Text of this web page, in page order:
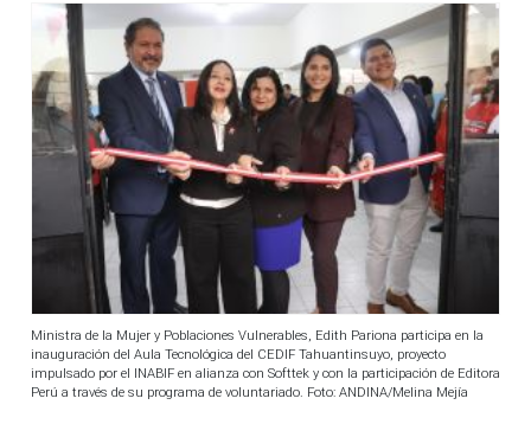
Ministra de la Mujer y Poblaciones Vulnerables, Edith Pariona participa en la
inauguración del Aula Tecnológica del CEDIF Tahuantinsuyo, proyecto
impulsado por el INABIF en alianza con Softtek y con la participación de Editora
Perú a través de su programa de voluntariado. Foto: ANDINA/Melina Mejía